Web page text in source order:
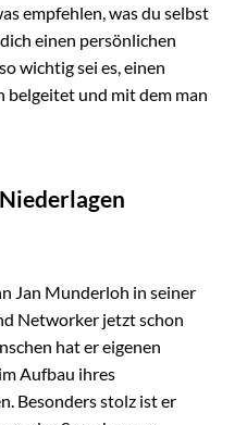
empfehlen, was du selbst
einen persönlichen
wichtig sei es, einen
belgeitet und mit dem man
Jan Munderloh in seiner
Networker jetzt schon
hat er eigenen
Aufbau ihres
Besonders stolz ist er